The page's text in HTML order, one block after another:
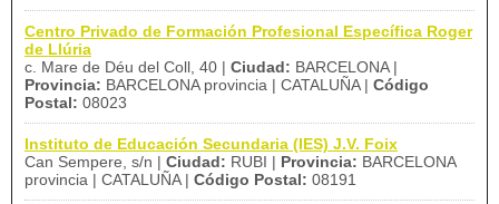
Centro Privado de Formación Profesional Específica Roger
de Llúria
c. Mare de Déu del Coll, 40 | Ciudad: BARCELONA |
Provincia: BARCELONA provincia | CATALUÑA | Código
Postal: 08023
Instituto de Educación Secundaria (IES) J.V. Foix
Can Sempere, s/n | Ciudad: RUBI | Provincia: BARCELONA
provincia | CATALUÑA | Código Postal: 08191